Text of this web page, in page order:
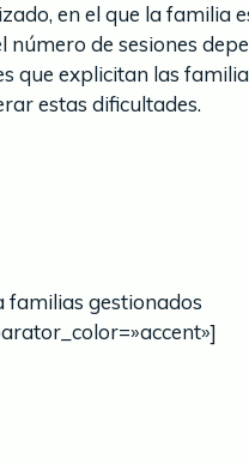
en el que la familia
número de sesiones
que explicitan las
estas dificultades.
familias gestionados